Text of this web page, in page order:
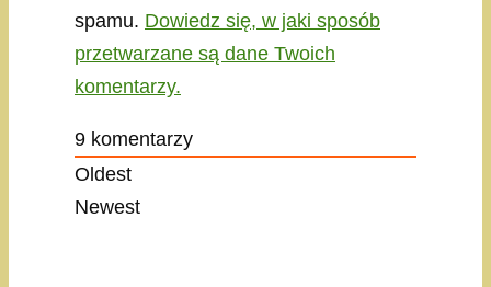
spamu. Dowiedz się, w jaki sposób
przetwarzane są dane Twoich
komentarzy.
9 komentarzy
Oldest
Newest